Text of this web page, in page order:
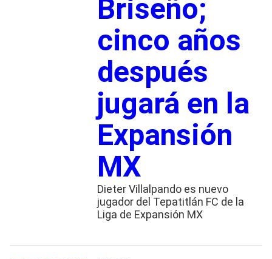
Briseño;
cinco años
después
jugará en la
Expansión
MX
Dieter Villalpando es nuevo
jugador del Tepatitlán FC de la
Liga de Expansión MX